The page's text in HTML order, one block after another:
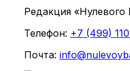
Редакция «Нулевого
Телефон: +7 (499)
Почта: